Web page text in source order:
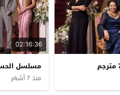
02:16:36
مسلسل الحسد
منذ 7 أشهر